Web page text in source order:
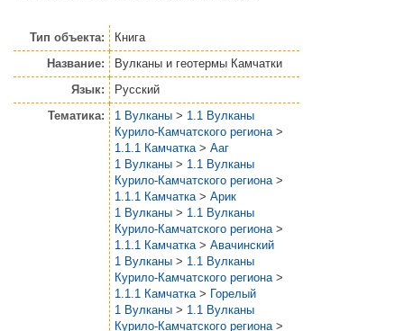
Тип объекта:
Книга
Название:
Вулканы и геотермы Камчатки
Язык:
Русский
Тематика:
1 Вулканы > 1.1 Вулканы
Курило-Камчатского региона >
1.1.1 Камчатка > Ааг
1 Вулканы > 1.1 Вулканы
Курило-Камчатского региона >
1.1.1 Камчатка > Арик
1 Вулканы > 1.1 Вулканы
Курило-Камчатского региона >
1.1.1 Камчатка > Авачинский
1 Вулканы > 1.1 Вулканы
Курило-Камчатского региона >
1.1.1 Камчатка > Горелый
1 Вулканы > 1.1 Вулканы
Курило-Камчатского региона >